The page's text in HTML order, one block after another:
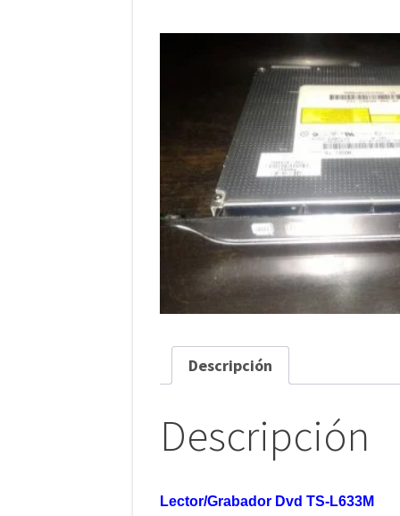
Descripción
Descripción
Lector/Grabador Dvd TS-L633M
entradas